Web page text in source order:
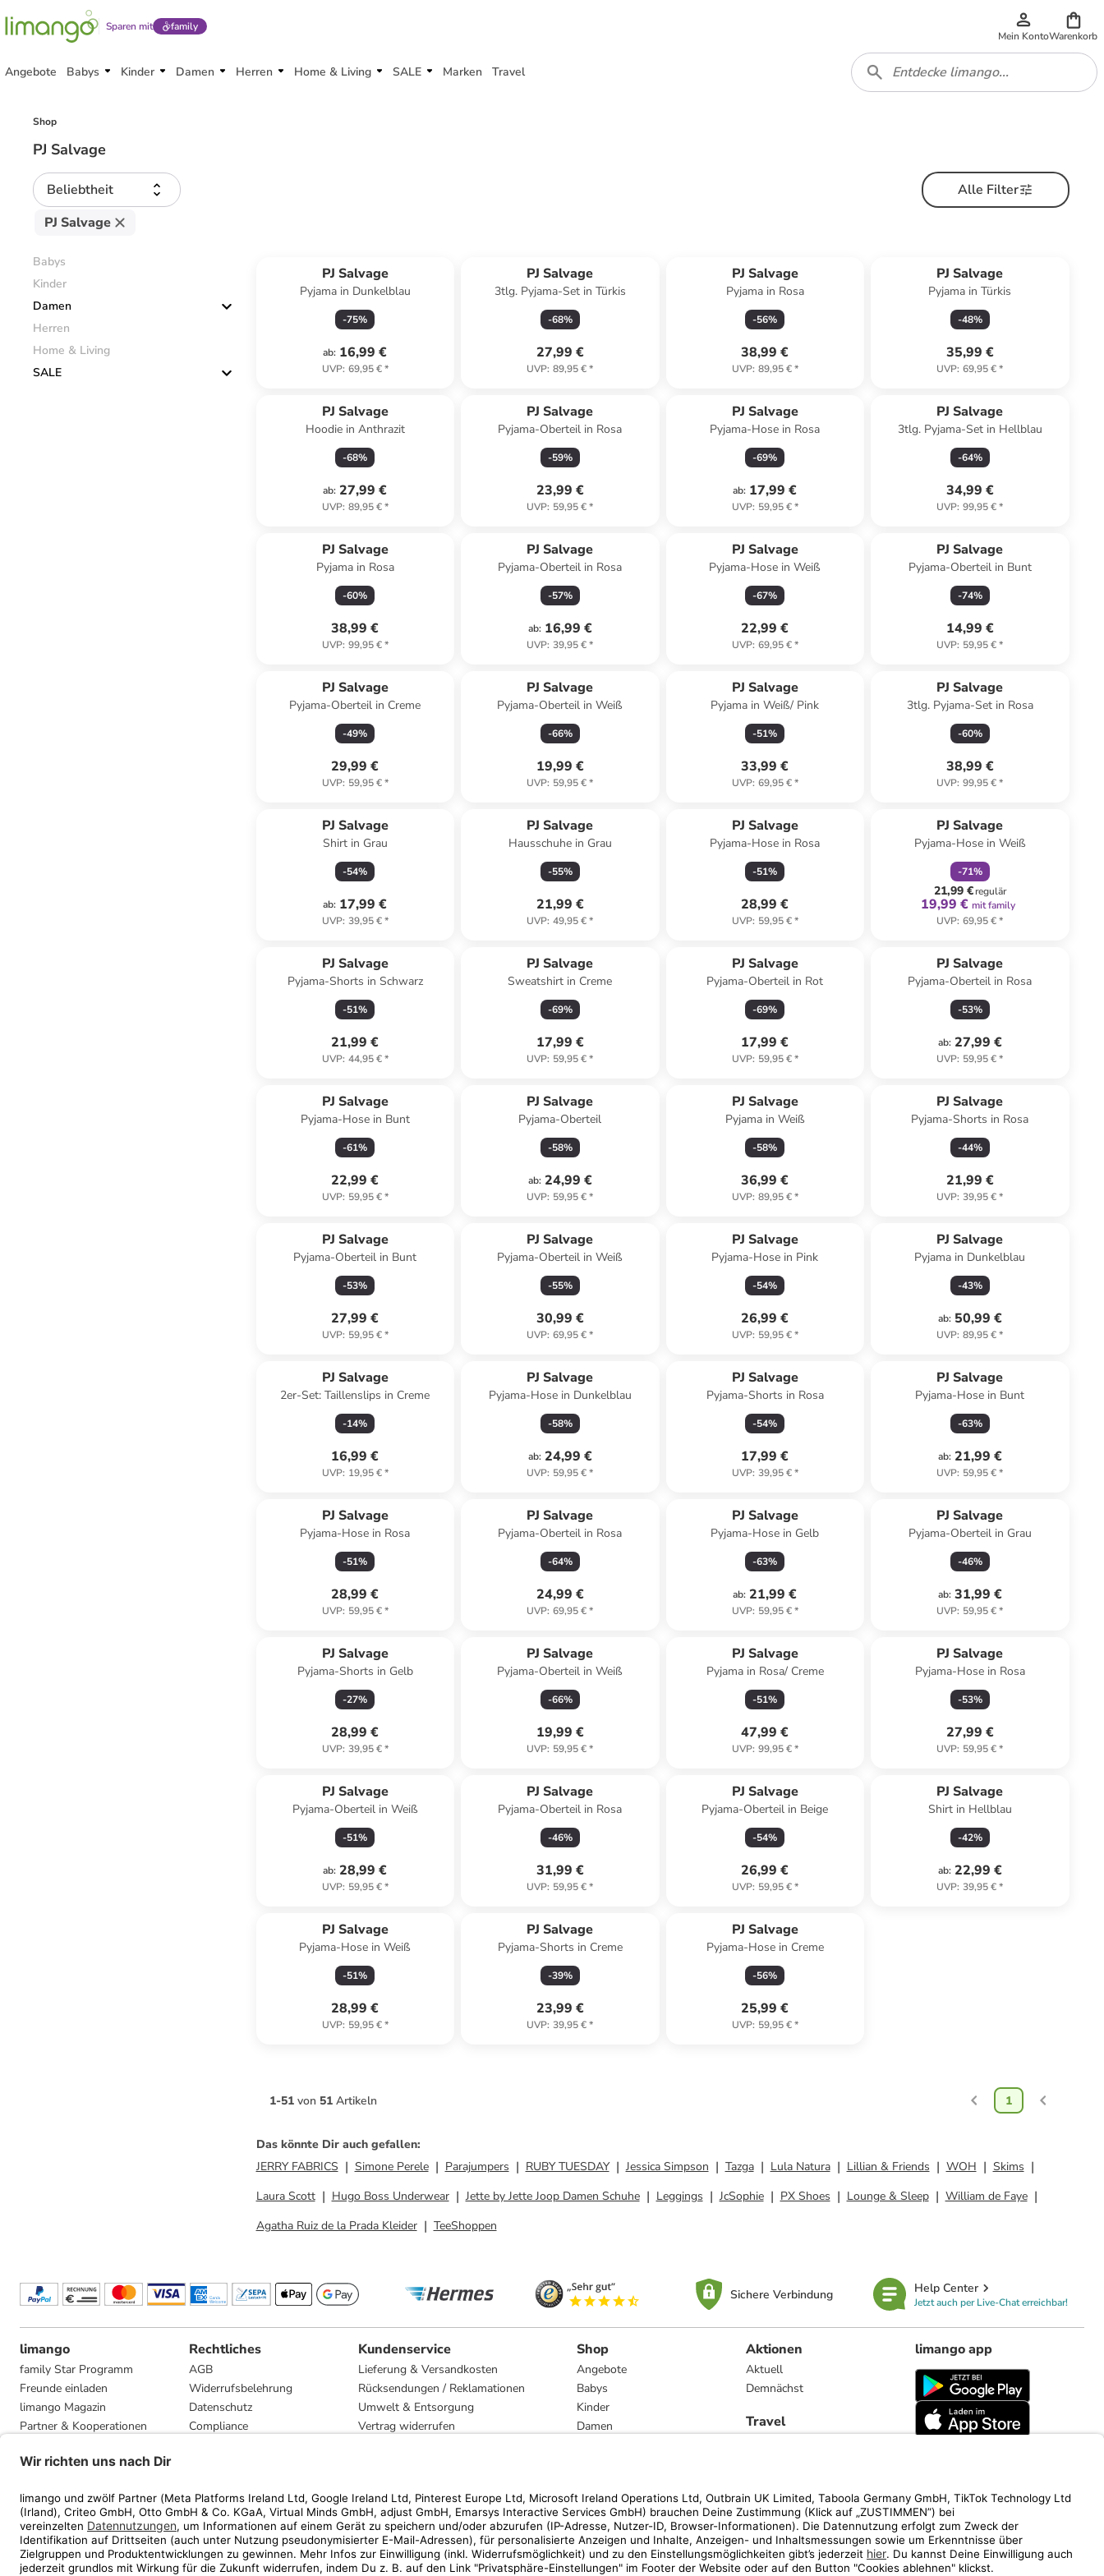
Sparen mit family
Mein KontoWarenkorb
Angebote Babys Kinder Damen Herren Home & Living SALE Marken Travel
Shop
PJ Salvage
Beliebtheit
Alle Filter
PJ Salvage
Babys
Kinder
Damen
Herren
Home & Living
SALE
PJ Salvage
Pyjama in Dunkelblau
-75%
ab: 16,99 €
UVP: 69,95 €*
PJ Salvage
3tlg. Pyjama-Set in Türkis
-68%
27,99 €
UVP: 89,95 €*
PJ Salvage
Pyjama in Rosa
-56%
38,99 €
UVP: 89,95 €*
PJ Salvage
Pyjama in Türkis
-48%
35,99 €
UVP: 69,95 €*
PJ Salvage
Hoodie in Anthrazit
-68%
ab: 27,99 €
UVP: 89,95 €*
PJ Salvage
Pyjama-Oberteil in Rosa
-59%
23,99 €
UVP: 59,95 €*
PJ Salvage
Pyjama-Hose in Rosa
-69%
ab: 17,99 €
UVP: 59,95 €*
PJ Salvage
3tlg. Pyjama-Set in Hellblau
-64%
34,99 €
UVP: 99,95 €*
PJ Salvage
Pyjama in Rosa
-60%
38,99 €
UVP: 99,95 €*
PJ Salvage
Pyjama-Oberteil in Rosa
-57%
ab: 16,99 €
UVP: 39,95 €*
PJ Salvage
Pyjama-Hose in Weiß
-67%
22,99 €
UVP: 69,95 €*
PJ Salvage
Pyjama-Oberteil in Bunt
-74%
14,99 €
UVP: 59,95 €*
PJ Salvage
Pyjama-Oberteil in Creme
-49%
29,99 €
UVP: 59,95 €*
PJ Salvage
Pyjama-Oberteil in Weiß
-66%
19,99 €
UVP: 59,95 €*
PJ Salvage
Pyjama in Weiß/ Pink
-51%
33,99 €
UVP: 69,95 €*
PJ Salvage
3tlg. Pyjama-Set in Rosa
-60%
38,99 €
UVP: 99,95 €*
PJ Salvage
Shirt in Grau
-54%
ab: 17,99 €
UVP: 39,95 €*
PJ Salvage
Hausschuhe in Grau
-55%
21,99 €
UVP: 49,95 €*
PJ Salvage
Pyjama-Hose in Rosa
-51%
28,99 €
UVP: 59,95 €*
PJ Salvage
Pyjama-Hose in Weiß
-71%
21,99 €regulär
19,99 € mit family
UVP: 69,95 €*
PJ Salvage
Pyjama-Shorts in Schwarz
-51%
21,99 €
UVP: 44,95 €*
PJ Salvage
Sweatshirt in Creme
-69%
17,99 €
UVP: 59,95 €*
PJ Salvage
Pyjama-Oberteil in Rot
-69%
17,99 €
UVP: 59,95 €*
PJ Salvage
Pyjama-Oberteil in Rosa
-53%
ab: 27,99 €
UVP: 59,95 €*
PJ Salvage
Pyjama-Hose in Bunt
-61%
22,99 €
UVP: 59,95 €*
PJ Salvage
Pyjama-Oberteil
-58%
ab: 24,99 €
UVP: 59,95 €*
PJ Salvage
Pyjama in Weiß
-58%
36,99 €
UVP: 89,95 €*
PJ Salvage
Pyjama-Shorts in Rosa
-44%
21,99 €
UVP: 39,95 €*
PJ Salvage
Pyjama-Oberteil in Bunt
-53%
27,99 €
UVP: 59,95 €*
PJ Salvage
Pyjama-Oberteil in Weiß
-55%
30,99 €
UVP: 69,95 €*
PJ Salvage
Pyjama-Hose in Pink
-54%
26,99 €
UVP: 59,95 €*
PJ Salvage
Pyjama in Dunkelblau
-43%
ab: 50,99 €
UVP: 89,95 €*
PJ Salvage
2er-Set: Taillenslips in Creme
-14%
16,99 €
UVP: 19,95 €*
PJ Salvage
Pyjama-Hose in Dunkelblau
-58%
ab: 24,99 €
UVP: 59,95 €*
PJ Salvage
Pyjama-Shorts in Rosa
-54%
17,99 €
UVP: 39,95 €*
PJ Salvage
Pyjama-Hose in Bunt
-63%
ab: 21,99 €
UVP: 59,95 €*
PJ Salvage
Pyjama-Hose in Rosa
-51%
28,99 €
UVP: 59,95 €*
PJ Salvage
Pyjama-Oberteil in Rosa
-64%
24,99 €
UVP: 69,95 €*
PJ Salvage
Pyjama-Hose in Gelb
-63%
ab: 21,99 €
UVP: 59,95 €*
PJ Salvage
Pyjama-Oberteil in Grau
-46%
ab: 31,99 €
UVP: 59,95 €*
PJ Salvage
Pyjama-Shorts in Gelb
-27%
28,99 €
UVP: 39,95 €*
PJ Salvage
Pyjama-Oberteil in Weiß
-66%
19,99 €
UVP: 59,95 €*
PJ Salvage
Pyjama in Rosa/ Creme
-51%
47,99 €
UVP: 99,95 €*
PJ Salvage
Pyjama-Hose in Rosa
-53%
27,99 €
UVP: 59,95 €*
PJ Salvage
Pyjama-Oberteil in Weiß
-51%
ab: 28,99 €
UVP: 59,95 €*
PJ Salvage
Pyjama-Oberteil in Rosa
-46%
31,99 €
UVP: 59,95 €*
PJ Salvage
Pyjama-Oberteil in Beige
-54%
26,99 €
UVP: 59,95 €*
PJ Salvage
Shirt in Hellblau
-42%
ab: 22,99 €
UVP: 39,95 €*
PJ Salvage
Pyjama-Hose in Weiß
-51%
28,99 €
UVP: 59,95 €*
PJ Salvage
Pyjama-Shorts in Creme
-39%
23,99 €
UVP: 39,95 €*
PJ Salvage
Pyjama-Hose in Creme
-56%
25,99 €
UVP: 59,95 €*
1-51 von 51 Artikeln 1
Das könnte Dir auch gefallen:
JERRY FABRICS
Simone Perele Parajumpers RUBY TUESDAY Jessica Simpson Tazga Lula Natura Lillian & Friends WOH
Skims
Laura Scott
Hugo Boss Underwear Jette by Jette Joop Damen Schuhe Leggings JcSophie PX Shoes Lounge & Sleep
William de Faye
Agatha Ruiz de la Prada Kleider
TeeShoppen
Sichere Verbindung Help Center
Jetzt auch per Live-Chat erreichbar!
limango
family Star Programm
Freunde einladen
limango Magazin
Partner & Kooperationen
Presse
Rechtliches
AGB
Widerrufsbelehrung
Datenschutz
Compliance
Kundenservice
Lieferung & Versandkosten
Rücksendungen / Reklamationen
Umwelt & Entsorgung
Vertrag widerrufen
Shop
Angebote
Babys
Kinder
Damen
Marken
Aktionen
Aktuell
Demnächst
Travel
limango app
limango.nl limango.pl